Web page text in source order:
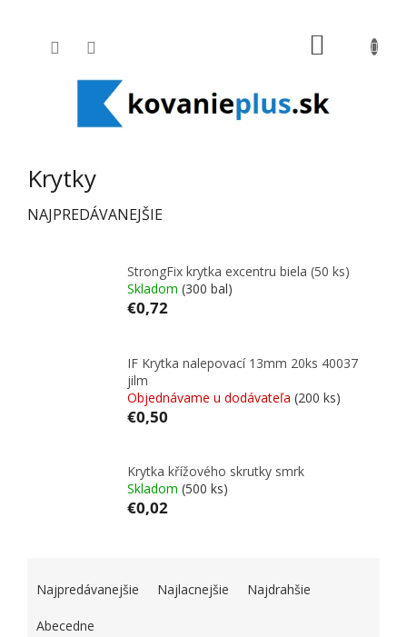
Krytky
NAJPREDÁVANEJŠIE
StrongFix krytka excentru biela (50 ks)
Skladom (300 bal)
€0,72
IF Krytka nalepovací 13mm 20ks 40037
jilm
Objednávame u dodávateľa (200 ks)
€0,50
Krytka křížového skrutky smrk
Skladom (500 ks)
€0,02
Najpredávanejšie Najlacnejšie Najdrahšie
Abecedne